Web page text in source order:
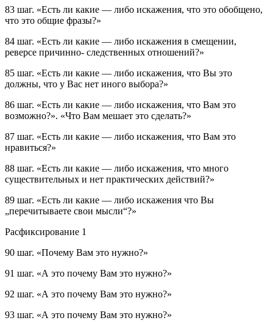
83 шаг. «Есть ли какие — либо искажения, что это обобщено,
что это общие фразы?»
84 шаг. «Есть ли какие — либо искажения в смещении,
реверсе причинно- следственных отношений?»
85 шаг. «Есть ли какие — либо искажения, что Вы это
должны, что у Вас нет иного выбора?»
86 шаг. «Есть ли какие — либо искажения, что Вам это
возможно?». «Что Вам мешает это сделать?»
87 шаг. «Есть ли какие — либо искажения, что Вам это
нравиться?»
88 шаг. «Есть ли какие — либо искажения, что много
существительных и нет практических действий?»
89 шаг. «Есть ли какие — либо искажения что Вы
„перечитываете свои мысли“?»
Расфиксирование 1
90 шаг. «Почему Вам это нужно?»
91 шаг. «А это почему Вам это нужно?»
92 шаг. «А это почему Вам это нужно?»
93 шаг. «А это почему Вам это нужно?»